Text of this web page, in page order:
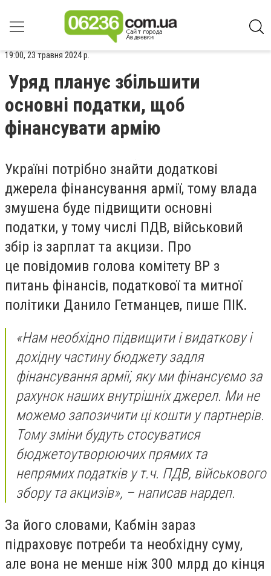
19:00, 23 травня 2024 р.
Уряд планує збільшити
основні податки, щоб
фінансувати армію
Україні потрібно знайти додаткові
джерела фінансування армії, тому влада
змушена буде підвищити основні
податки, у тому числі ПДВ, військовий
збір із зарплат та акцизи. Про
це повідомив голова комітету ВР з
питань фінансів, податкової та митної
політики Данило Гетманцев, пише ПІК.
«Нам необхідно підвищити і видаткову і
дохідну частину бюджету задля
фінансування армії, яку ми фінансуємо за
рахунок наших внутрішніх джерел. Ми не
можемо запозичити ці кошти у партнерів.
Тому зміни будуть стосуватися
бюджетоутворюючих прямих та
непрямих податків у т.ч. ПДВ, військового
збору та акцизів», – написав нардеп.
За його словами, Кабмін зараз
підраховує потреби та необхідну суму,
але вона не менше ніж 300 млрд до кінця